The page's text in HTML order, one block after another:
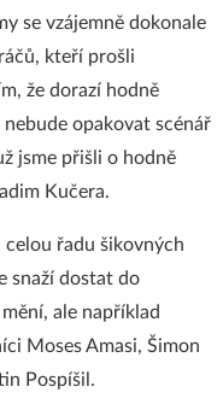
se vzájemně dokonale
kteří prošli
že dorazí hodně
opakovat scénář
jsme přišli o hodně
Kučera.
celou řadu šikovných
snaží dostat do
ale například
Moses Amasi, Šimon
Pospíšil.